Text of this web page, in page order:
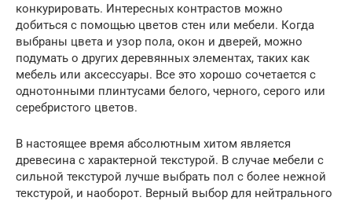
конкурировать. Интересных контрастов можно
добиться с помощью цветов стен или мебели. Когда
выбраны цвета и узор пола, окон и дверей, можно
подумать о других деревянных элементах, таких как
мебель или аксессуары. Все это хорошо сочетается с
однотонными плинтусами белого, черного, серого или
серебристого цветов.
В настоящее время абсолютным хитом является
древесина с характерной текстурой. В случае мебели с
сильной текстурой лучше выбрать пол с более нежной
текстурой, и наоборот. Верный выбор для нейтрального